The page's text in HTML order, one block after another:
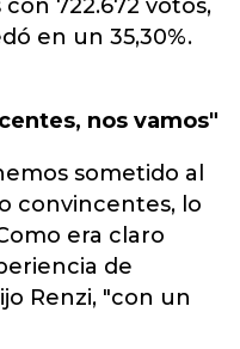
722.672 votos,
en un 35,30%.
nos vamos"
sometido al
convincentes, lo
era claro
de
Renzi, "con un